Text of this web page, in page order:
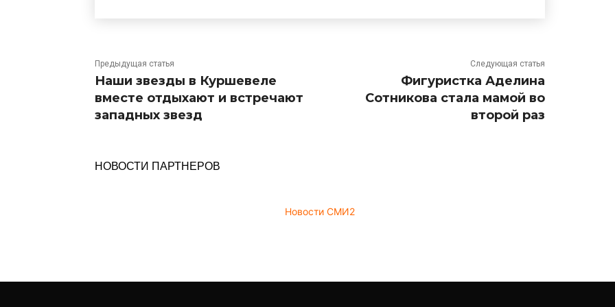
Предыдущая статья
Наши звезды в Куршевеле
вместе отдыхают и встречают
западных звезд
Следующая статья
Фигуристка Аделина
Сотникова стала мамой во
второй раз
НОВОСТИ ПАРТНЕРОВ
Новости СМИ2